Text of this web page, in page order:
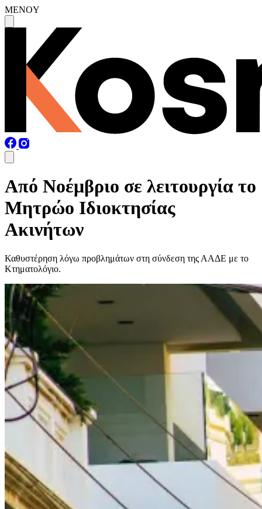
MENOY
Από Νοέμβριο σε λειτουργία το
Μητρώο Ιδιοκτησίας
Ακινήτων
Καθυστέρηση λόγω προβλημάτων στη σύνδεση της ΑΑΔΕ με το
Κτηματολόγιο.